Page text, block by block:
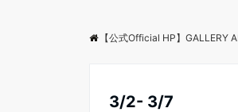
【公式Official HP】
3/2- 3/7